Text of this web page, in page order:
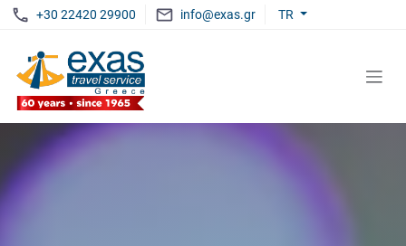
+30 22420 29900 info@exas.gr TR